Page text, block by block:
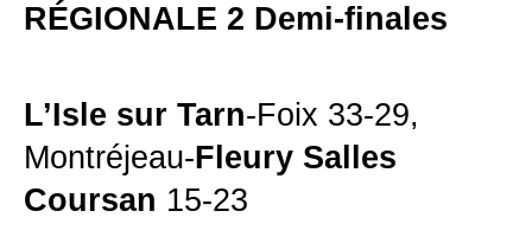
RÉGIONALE 2 Demi-finales
L’Isle sur Tarn-Foix 33-29,
Montréjeau-Fleury Salles
Coursan 15-23